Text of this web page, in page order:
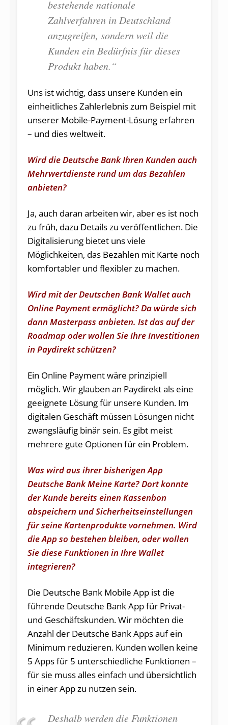
bestehende nationale
Zahlverfahren in Deutschland
anzugreifen, sondern weil die
Kunden ein Bedürfnis für dieses
Produkt haben.“
Uns ist wichtig, dass unsere Kunden ein
einheitliches Zahlerlebnis zum Beispiel mit
unserer Mobile-Payment-Lösung erfahren
– und dies weltweit.
Wird die Deutsche Bank Ihren Kunden auch
Mehrwertdienste rund um das Bezahlen
anbieten?
Ja, auch daran arbeiten wir, aber es ist noch
zu früh, dazu Details zu veröffentlichen. Die
Digitalisierung bietet uns viele
Möglichkeiten, das Bezahlen mit Karte noch
komfortabler und flexibler zu machen.
Wird mit der Deutschen Bank Wallet auch
Online Payment ermöglicht? Da würde sich
dann Masterpass anbieten. Ist das auf der
Roadmap oder wollen Sie Ihre Investitionen
in Paydirekt schützen?
Ein Online Payment wäre prinzipiell
möglich. Wir glauben an Paydirekt als eine
geeignete Lösung für unsere Kunden. Im
digitalen Geschäft müssen Lösungen nicht
zwangsläufig binär sein. Es gibt meist
mehrere gute Optionen für ein Problem.
Was wird aus ihrer bisherigen App
Deutsche Bank Meine Karte? Dort konnte
der Kunde bereits einen Kassenbon
abspeichern und Sicherheitseinstellungen
für seine Kartenprodukte vornehmen. Wird
die App so bestehen bleiben, oder wollen
Sie diese Funktionen in Ihre Wallet
integrieren?
Die Deutsche Bank Mobile App ist die
führende Deutsche Bank App für Privat-
und Geschäftskunden. Wir möchten die
Anzahl der Deutsche Bank Apps auf ein
Minimum reduzieren. Kunden wollen keine
5 Apps für 5 unterschiedliche Funktionen –
für sie muss alles einfach und übersichtlich
in einer App zu nutzen sein.
Deshalb werden die Funktionen